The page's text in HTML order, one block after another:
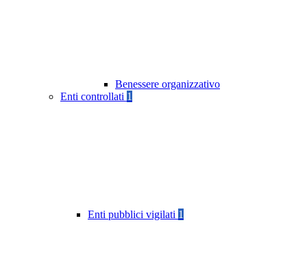
Benessere organizzativo
Enti controllati 1
Enti pubblici vigilati 1